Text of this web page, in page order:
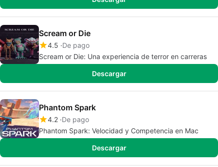
Scream or Die
4.5 De pago
Scream or Die: Una experiencia de terror en carreras
Descargar
Phantom Spark
4.2 De pago
Phantom Spark: Velocidad y Competencia en Mac
Descargar